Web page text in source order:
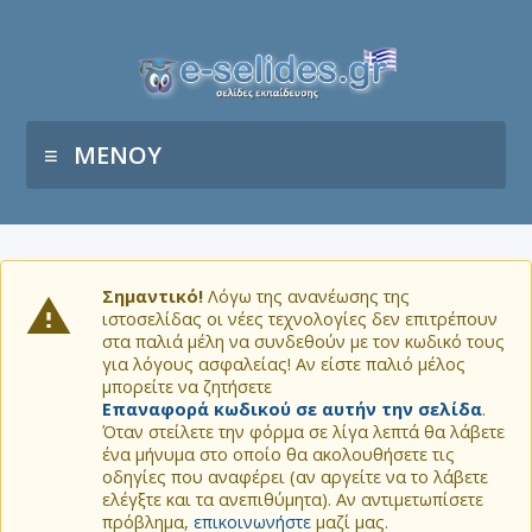
ΜΕΝΟΥ
Σημαντικό! Λόγω της ανανέωσης της
ιστοσελίδας οι νέες τεχνολογίες δεν επιτρέπουν
στα παλιά μέλη να συνδεθούν με τον κωδικό τους
για λόγους ασφαλείας! Αν είστε παλιό μέλος
μπορείτε να ζητήσετε
Επαναφορά κωδικού σε αυτήν την σελίδα.
Όταν στείλετε την φόρμα σε λίγα λεπτά θα λάβετε
ένα μήνυμα στο οποίο θα ακολουθήσετε τις
οδηγίες που αναφέρει (αν αργείτε να το λάβετε
ελέγξτε και τα ανεπιθύμητα). Αν αντιμετωπίσετε
πρόβλημα, επικοινωνήστε μαζί μας.